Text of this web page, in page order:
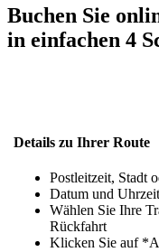
Buchen Sie
in einfachen 4
Details zu Ihrer Route
Postleitzeit, Stadt
Datum und
Wählen Sie Ihre
Rückfahrt
Klicken Sie auf